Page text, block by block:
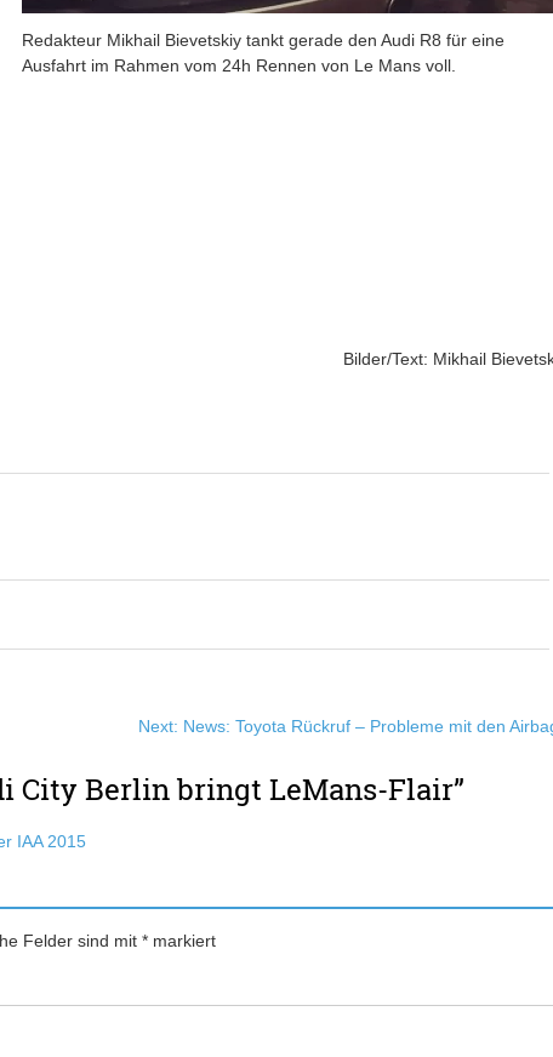
Redakteur Mikhail Bievetskiy tankt gerade den Audi R8 für eine
Ausfahrt im Rahmen vom 24h Rennen von Le Mans voll.
Bilder/Text: Mikhail
Next: News: Toyota Rückruf – Probleme mit den
City Berlin bringt LeMans-Flair”
IAA 2015
Felder sind mit *markiert